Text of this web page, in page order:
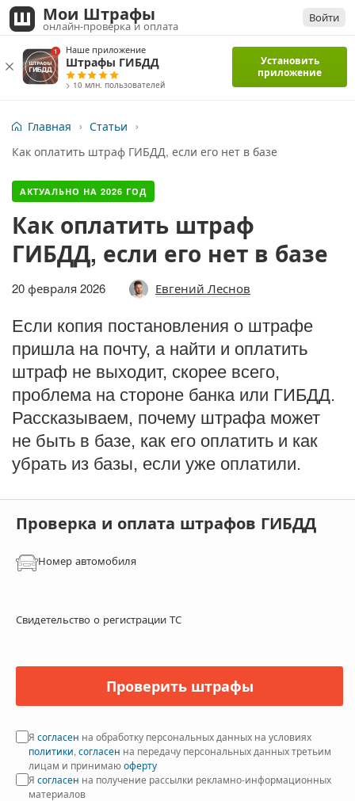
Мои Штрафы
онлайн-проверка и оплата
Войти
Наше приложение
Штрафы ГИБДД
> 10 млн. пользователей
Установить
приложение
Главная
Статьи
Как оплатить штраф ГИБДД, если его нет в базе
АКТУАЛЬНО НА 2026 ГОД
Как оплатить штраф
ГИБДД, если его нет в базе
20 февраля 2026 Евгений Леснов
Если копия постановления о штрафе
пришла на почту, а найти и оплатить
штраф не выходит, скорее всего,
проблема на стороне банка или ГИБДД.
Рассказываем, почему штрафа может
не быть в базе, как его оплатить и как
убрать из базы, если уже оплатили.
Проверка и оплата штрафов ГИБДД
Номер автомобиля
Свидетельство о регистрации ТС
Проверить штрафы
Я согласен на обработку персональных данных на условиях
политики, согласен на передачу персональных данных третьим
лицам и принимаюоферту
Я согласен на получение рассылки рекламно-информационных
материалов